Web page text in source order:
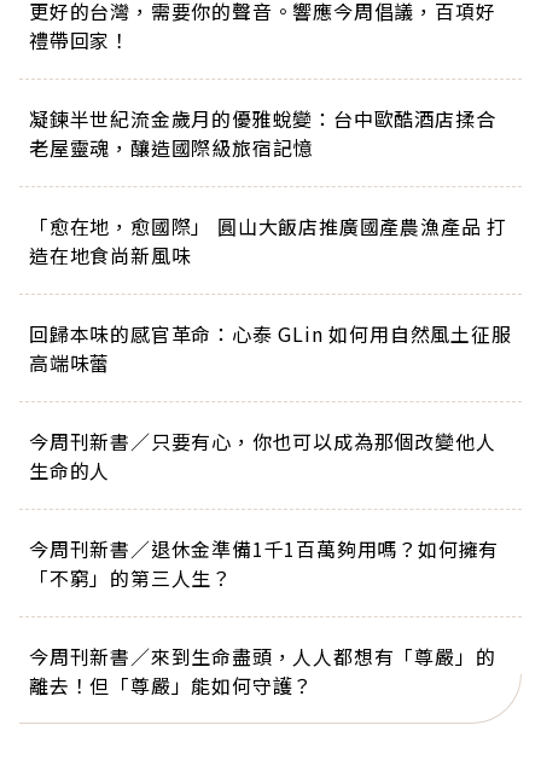
更好的台灣，需要你的聲音。響應今周倡議，百項好
禮帶回家！
凝鍊半世紀流金歲月的優雅蛻變：台中歐酷酒店揉合
老屋靈魂，釀造國際級旅宿記憶
「愈在地，愈國際」 圓山大飯店推廣國產農漁產品 打
造在地食尚新風味
回歸本味的感官革命：心泰 GLin 如何用自然風土征服
高端味蕾
今周刊新書／只要有心，你也可以成為那個改變他人
生命的人
今周刊新書／退休金準備1千1百萬夠用嗎？如何擁有
「不窮」的第三人生？
今周刊新書／來到生命盡頭，人人都想有「尊嚴」的
離去！但「尊嚴」能如何守護？